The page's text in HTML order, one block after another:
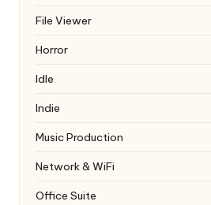
File Viewer
Horror
Idle
Indie
Music Production
Network & WiFi
Office Suite